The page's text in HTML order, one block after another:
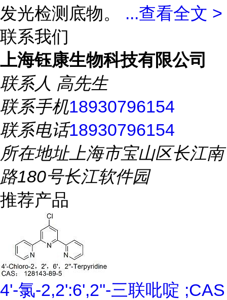
发光检测底物。 ...查看全文 >
联系我们
上海钰康生物科技有限公司
联系人 高先生
联系手机18930796154
联系电话18930796154
所在地址上海市宝山区长江南
路180号长江软件园
推荐产品
4'-氯-2,2':6',2''-三联吡啶 ;CAS